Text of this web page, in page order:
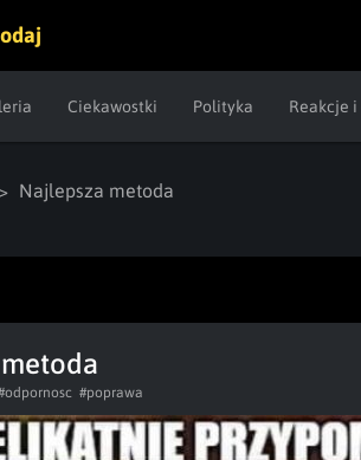
Ciekawostki Polityka Reakcje
Najlepsza metoda
#poprawa